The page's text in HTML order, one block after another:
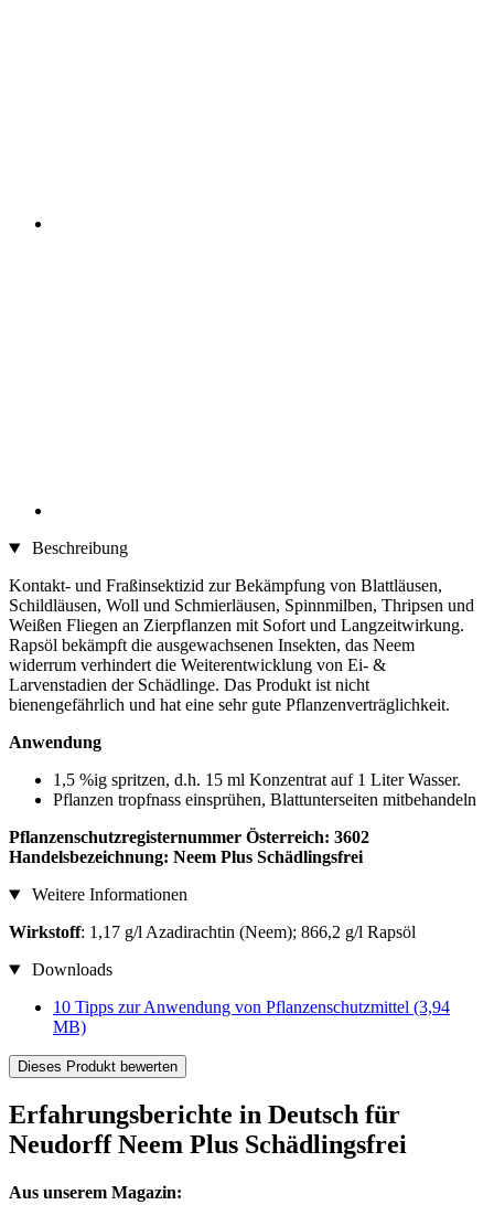
Beschreibung
Kontakt- und Fraßinsektizid zur Bekämpfung von Blattläusen,
Schildläusen, Woll und Schmierläusen, Spinnmilben, Thripsen und
Weißen Fliegen an Zierpflanzen mit Sofort und Langzeitwirkung.
Rapsöl bekämpft die ausgewachsenen Insekten, das Neem
widerrum verhindert die Weiterentwicklung von Ei- &
Larvenstadien der Schädlinge. Das Produkt ist nicht
bienengefährlich und hat eine sehr gute Pflanzenverträglichkeit.
Anwendung
1,5 %ig spritzen, d.h. 15 ml Konzentrat auf 1 Liter Wasser.
Pflanzen tropfnass einsprühen, Blattunterseiten mitbehandeln
Pflanzenschutzregisternummer Österreich: 3602
Handelsbezeichnung: Neem Plus Schädlingsfrei
Weitere Informationen
Wirkstoff: 1,17 g/l Azadirachtin (Neem); 866,2 g/l Rapsöl
Downloads
10 Tipps zur Anwendung von Pflanzenschutzmittel (3,94
MB)
Dieses Produkt bewerten
Erfahrungsberichte in Deutsch für
Neudorff Neem Plus Schädlingsfrei
Aus unserem Magazin: